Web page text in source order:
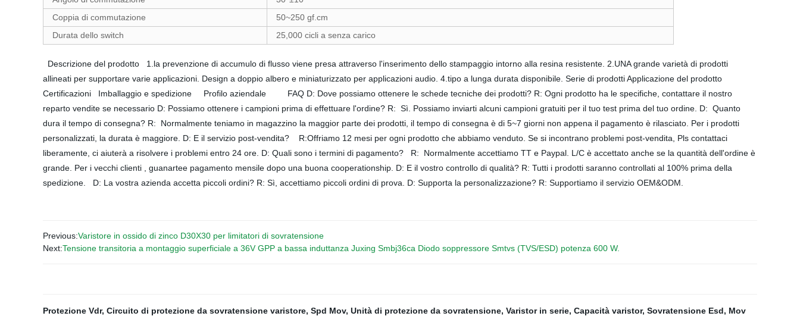
Coppia di commutazione
50~250 gf.cm
Durata dello switch
25,000 cicli a senza carico
Descrizione del prodotto 1.la prevenzione di accumulo di flusso viene presa attraverso l'inserimento dello stampaggio intorno alla resina resistente. 2.UNA grande varietà di prodotti
allineati per supportare varie applicazioni. Design a doppio albero e miniaturizzato per applicazioni audio. 4.tipo a lunga durata disponibile. Serie di prodotti Applicazione del prodotto
Certificazioni Imballaggio e spedizione Profilo aziendale FAQ D: Dove possiamo ottenere le schede tecniche dei prodotti? R: Ogni prodotto ha le specifiche, contattare il nostro
reparto vendite se necessario D: Possiamo ottenere i campioni prima di effettuare l'ordine? R: Sì. Possiamo inviarti alcuni campioni gratuiti per il tuo test prima del tuo ordine. D: Quanto
dura il tempo di consegna? R: Normalmente teniamo in magazzino la maggior parte dei prodotti, il tempo di consegna è di 5~7 giorni non appena il pagamento è rilasciato. Per i prodotti
personalizzati, la durata è maggiore. D: E il servizio post-vendita? R:Offriamo 12 mesi per ogni prodotto che abbiamo venduto. Se si incontrano problemi post-vendita, Pls contattaci
liberamente, ci aiuterà a risolvere i problemi entro 24 ore. D: Quali sono i termini di pagamento? R: Normalmente accettiamo TT e Paypal. L/C è accettato anche se la quantità dell'ordine è
grande. Per i vecchi clienti , guanartee pagamento mensile dopo una buona cooperationship. D: E il vostro controllo di qualità? R: Tutti i prodotti saranno controllati al 100% prima della
spedizione. D: La vostra azienda accetta piccoli ordini? R: Sì, accettiamo piccoli ordini di prova. D: Supporta la personalizzazione? R: Supportiamo il servizio OEM&ODM.
Previous:Varistore in ossido di zinco D30X30 per limitatori di sovratensione
Next:Tensione transitoria a montaggio superficiale a 36V GPP a bassa induttanza Juxing Smbj36ca Diodo soppressore Smtvs (TVS/ESD) potenza 600 W.
Protezione Vdr, Circuito di protezione da sovratensione varistore, Spd Mov, Unità di protezione da sovratensione, Varistor in serie, Capacità varistor, Sovratensione Esd, Mov